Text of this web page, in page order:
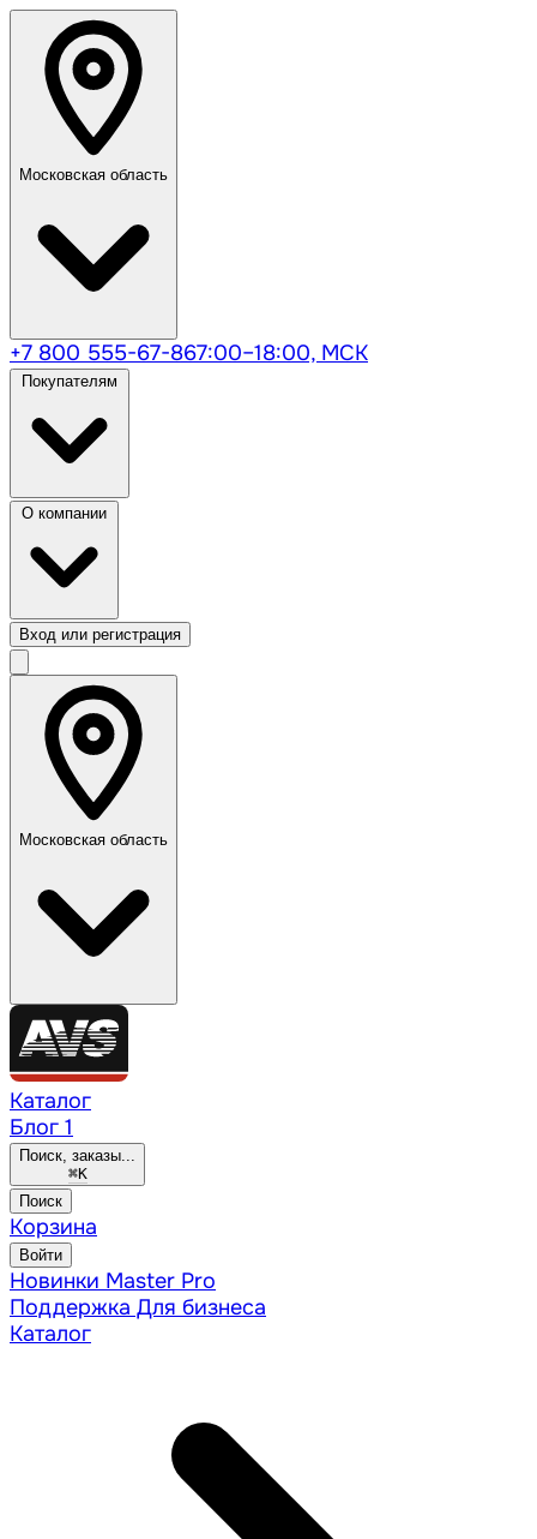
Московская область
+7 800 555-67-867:00–18:00, МСК
Вход или регистрация
Московская область
Каталог
Блог 1
Поиск, заказы...
⌘K
Поиск
Корзина
Войти
Новинки Master Pro
Поддержка Для бизнеса
Каталог